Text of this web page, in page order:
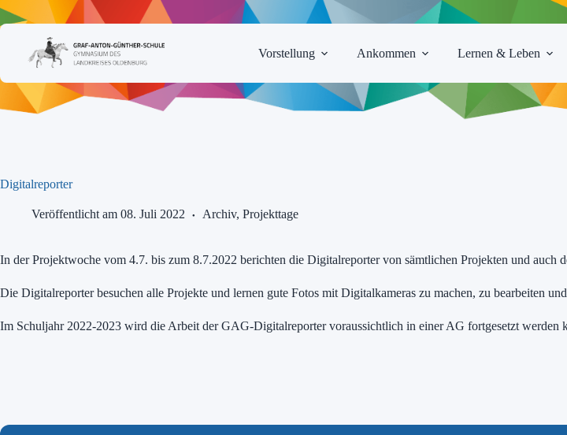
Zum
Inhalt
Vorstellung
Ankommen Lernen & Leben
Digitalreporter
Veröffentlicht am 08. Juli 2022 Archiv, Projekttage
In der Projektwoche vom 4.7. bis zum 8.7.2022 berichten die Digitalreporter von sämtlichen Projekten und auch
Die Digitalreporter besuchen alle Projekte und lernen gute Fotos mit Digitalkameras zu machen, zu bearbeiten
Im Schuljahr 2022-2023 wird die Arbeit der GAG-Digitalreporter voraussichtlich in einer AG fortgesetzt